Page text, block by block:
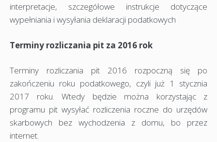
interpretacje, szczegółowe instrukcje dotyczące
wypełniania i wysyłania deklaracji podatkowych
Terminy rozliczania pit za 2016 rok
Terminy rozliczania pit 2016 rozpoczną się po
zakończeniu roku podatkowego, czyli już 1 stycznia
2017 roku. Wtedy będzie można korzystając z
programu pit wysyłać rozliczenia roczne do urzędów
skarbowych bez wychodzenia z domu, bo przez
internet.